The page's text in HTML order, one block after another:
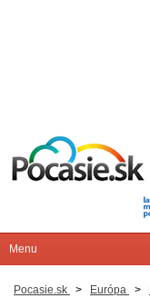
Pocasie.sk > Európa >